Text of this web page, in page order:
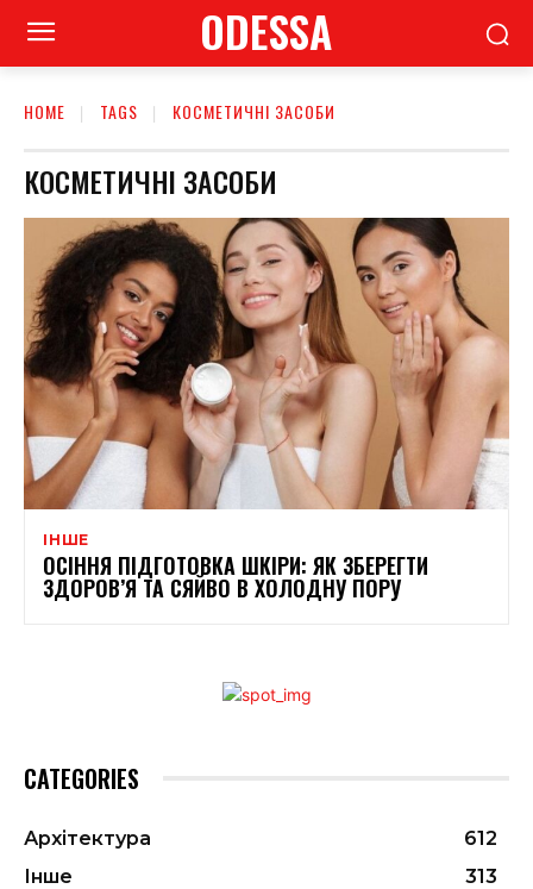
ODESSA
HOME TAGS КОСМЕТИЧНІ ЗАСОБИ
КОСМЕТИЧНІ ЗАСОБИ
ІНШЕ
ОСІННЯ ПІДГОТОВКА ШКІРИ: ЯК ЗБЕРЕГТИ
ЗДОРОВ’Я ТА СЯЙВО В ХОЛОДНУ ПОРУ
CATEGORIES
Архітектура
612
Інше
313